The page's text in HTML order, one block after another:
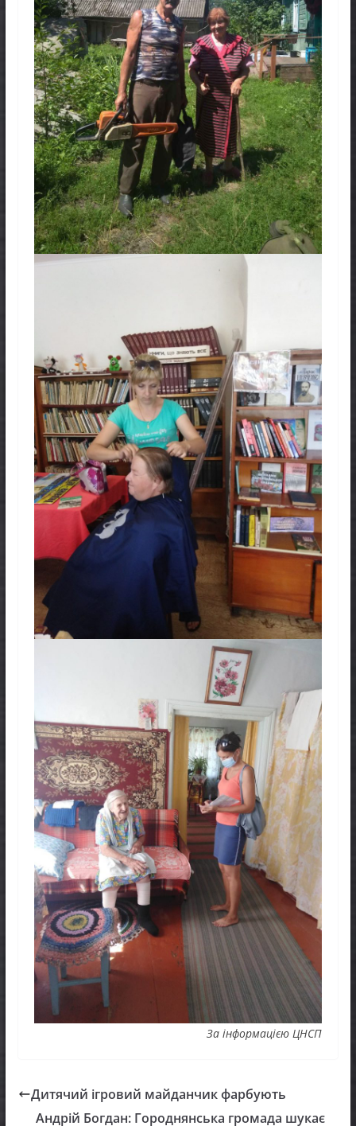
За інформацією ЦНСП
Дитячий ігровий майданчик фарбують
Андрій Богдан: Городнянська громада шукає